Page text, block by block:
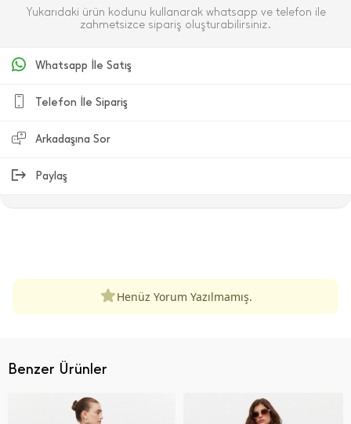
Yukarıdaki ürün kodunu kullanarak whatsapp ve telefon ile
zahmetsizce sipariş oluşturabilirsiniz.
Whatsapp İle Satış
Telefon İle Sipariş
Arkadaşına Sor
Paylaş
Henüz Yorum Yazılmamış.
Benzer Ürünler